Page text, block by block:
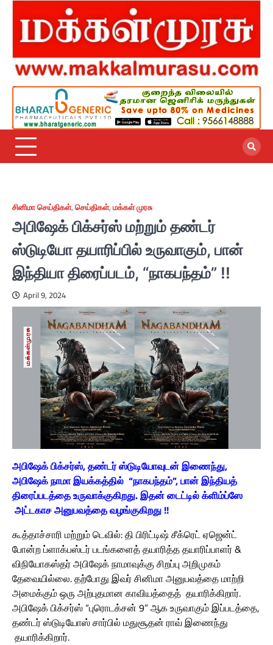
Skip
content
சினிமா செய்திகள், செய்திகள், மக்கள் முரசு
அபிஷேக் பிக்சர்ஸ் மற்றும் தண்டர்
ஸ்டுடியோ தயாரிப்பில் உருவாகும், பான்
இந்தியா திரைப்படம், “நாகபந்தம்” !!
April 9, 2024
அபிஷேக் பிக்சர்ஸ், தண்டர் ஸ்டுடியோவுடன் இணைந்து,
அபிஷேக் நாமா இயக்கத்தில் “நாகபந்தம்”, பான் இந்தியத்
திரைப்படத்தை உருவாக்குகிறது. இதன் டைட்டில் க்ளிம்ப்ஸே
அட்டகாச அனுபவத்தை வழங்குகிறது !!
கூத்தாச்சாரி மற்றும் டெவில்: தி பிரிட்டிஷ் சீக்ரெட் ஏஜென்ட்
போன்ற ப்ளாக்பஸ்டர் படங்களைத் தயாரித்த தயாரிப்பாளர் &
விநியோகஸ்தர் அபிஷேக் நாமாவுக்கு சிறப்பு அறிமுகம்
தேவையில்லை. தற்போது இவர் சினிமா அனுபவத்தை மாற்றி
அமைக்கும் ஒரு அற்புதமான காவியத்தைத் தயாரிக்கிறார்.
அபிஷேக் பிக்சர்ஸ் “புரொடக்சன் 9” ஆக உருவாகும் இப்படத்தை,
தண்டர் ஸ்டுடியோஸ் சார்பில் மதுசூதன் ராவ் இணைந்து
தயாரிக்கிறார்.